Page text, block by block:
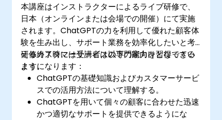
本講座はインストラクターによるライブ研修で、
日本（オンラインまたは会場での開催）にて実施
されます。ChatGPTの力を利用して優れた顧客体
験を生み出し、サポート業務を効率化したいと考
えるカスタマーサービスの専門家向けとなってい
ます。
研修終了時には受講者は以下の能力を習得できる
ようになります：
ChatGPTの基礎知識およびカスタマーサービ
スでの活用方法について理解する。
ChatGPTを用いて個々の顧客に合わせた迅速
かつ適切なサポートを提供できるようにな